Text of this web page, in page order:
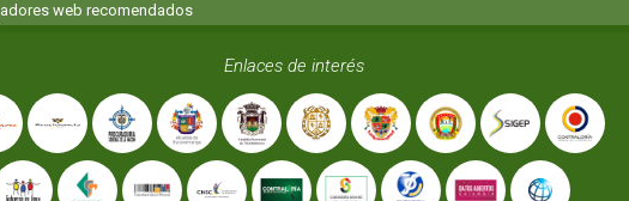
web recomendados
Enlaces de interés